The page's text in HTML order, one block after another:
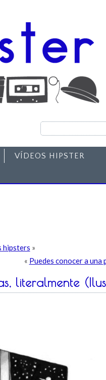
VÍDEOS HIPSTER
hipsters »
« Puedes conocer a
literalmente